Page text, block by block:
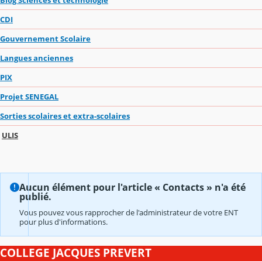
CDI
Gouvernement Scolaire
Langues anciennes
PIX
Projet SENEGAL
Sorties scolaires et extra-scolaires
ULIS
Aucun élément pour l'article « Contacts » n'a été
publié.
Vous pouvez vous rapprocher de l'administrateur de votre ENT
pour plus d'informations.
COLLEGE JACQUES PREVERT